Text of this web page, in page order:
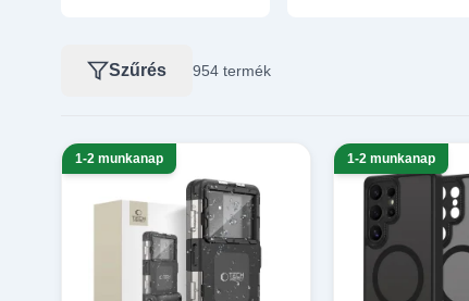
Szűrés 954 termék
1-2 munkanap 1-2 munkanap